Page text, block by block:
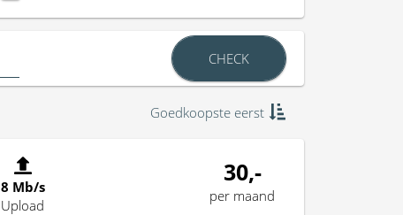
CHECK
Goedkoopste eerst
8 Mb/s
Upload
30,-
per maand